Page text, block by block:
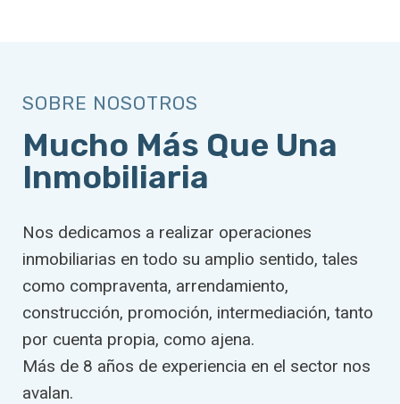
SOBRE NOSOTROS
Mucho Más Que Una
Inmobiliaria
Nos dedicamos a realizar operaciones
inmobiliarias en todo su amplio sentido, tales
como compraventa, arrendamiento,
construcción, promoción, intermediación, tanto
por cuenta propia, como ajena.
Más de 8 años de experiencia en el sector nos
avalan.